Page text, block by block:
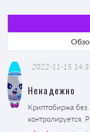
2022-11-15
Ненадежно
Криптобиржа
контролируется.